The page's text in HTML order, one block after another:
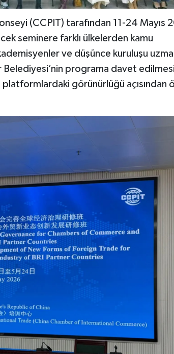
(CCPIT) tarafından 11-24 Mayıs
seminere farklı ülkelerden kamu
ve düşünce kuruluşu
Belediyesi’nin programa davet
platformlardaki görünürlüğü açısından